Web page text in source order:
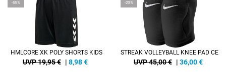
-55%
HMLCORE XK POLY SHORTS KIDS
UVP 19,95 € | 8,98€
-20%
STREAK VOLLEYBALL KNEE PAD CE
UVP 45,00 € | 36,00€